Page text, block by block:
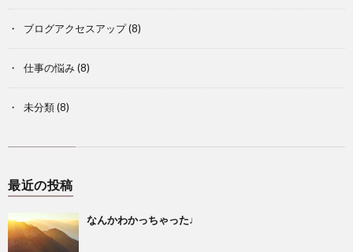
ブログアクセスアップ(8)
仕事の悩み(8)
未分類(8)
最近の投稿
なんかわかっちゃった♩